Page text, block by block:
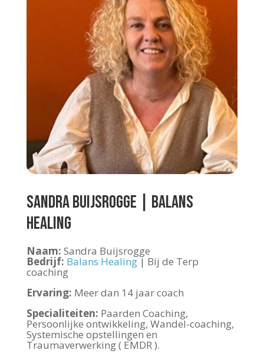
Sandra Buijsrogge | Balans
Healing
Naam: Sandra Buijsrogge
Bedrijf: Balans Healing| Bij de Terp
coaching
Ervaring: Meer dan 14 jaar coach
Specialiteiten: Paarden Coaching,
Persoonlijke ontwikkeling, Wandel-coaching,
Systemische opstellingen en
Traumaverwerking ( EMDR ).